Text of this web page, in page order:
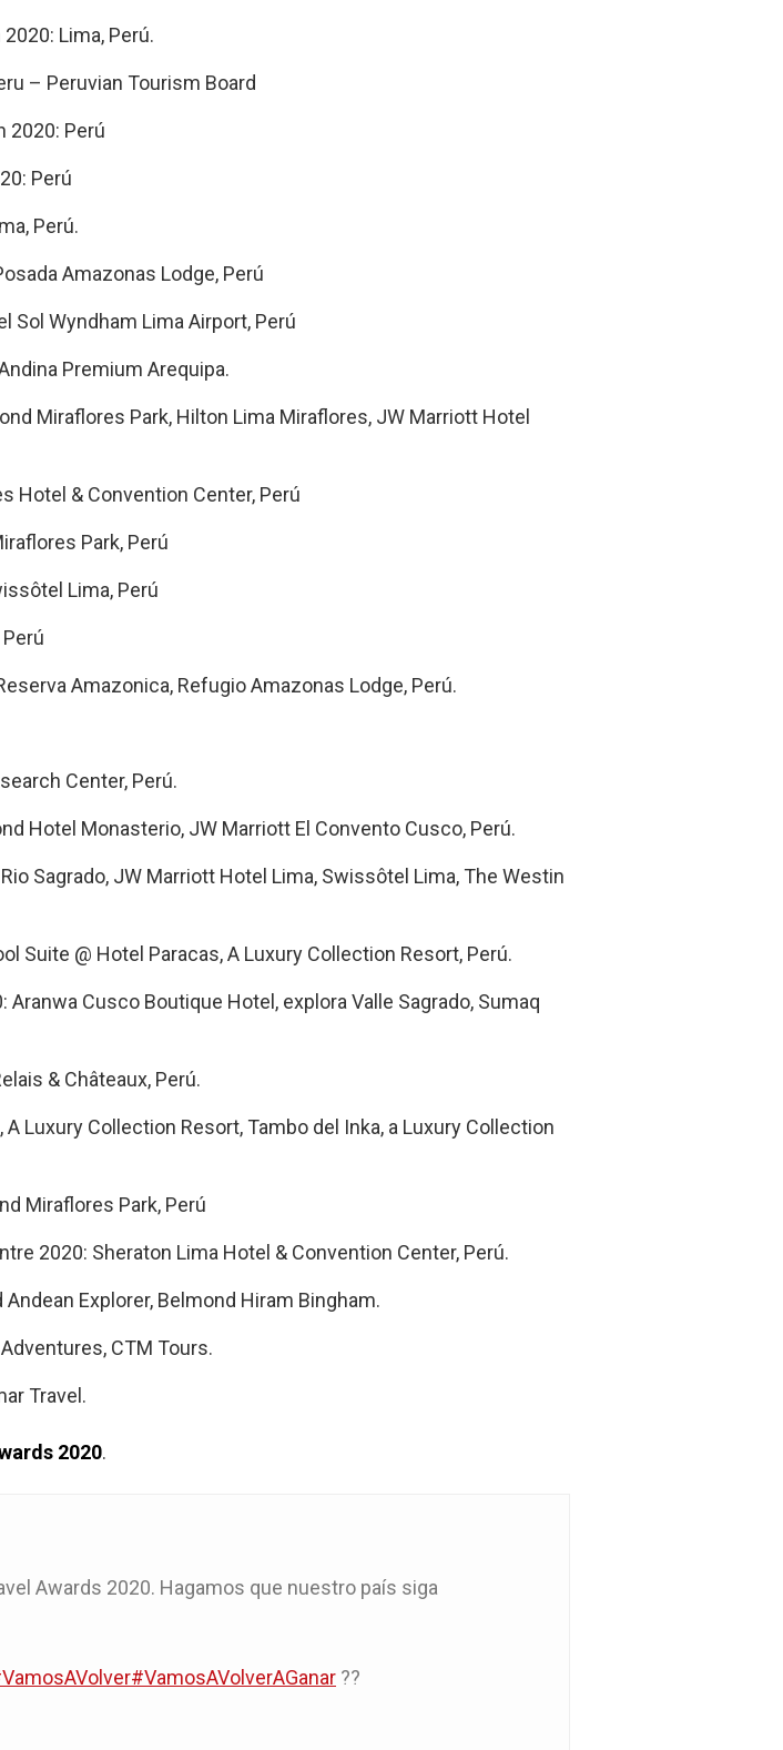
Lima, Perú.
– Peruvian Tourism Board
2020: Perú
Perú
Perú.
Amazonas Lodge, Perú
Sol Wyndham Lima Airport, Perú
Premium Arequipa.
Miraflores Park, Hilton Lima Miraflores, JW Marriott Hotel
Hotel & Convention Center, Perú
Park, Perú
Lima, Perú
Amazonica, Refugio Amazonas Lodge, Perú.
Center, Perú.
Hotel Monasterio, JW Marriott El Convento Cusco, Perú.
Sagrado, JW Marriott Hotel Lima, Swissôtel Lima, The Westin
Suite @ Hotel Paracas, A Luxury Collection Resort, Perú.
Cusco Boutique Hotel, explora Valle Sagrado, Sumaq
& Châteaux, Perú.
Luxury Collection Resort, Tambo del Inka, a Luxury Collection
Miraflores Park, Perú
2020: Sheraton Lima Hotel & Convention Center, Perú.
Explorer, Belmond Hiram Bingham.
CTM Tours.
Travel.
2020.
Awards 2020. Hagamos que nuestro país siga
#VamosAVolverAGanar ??